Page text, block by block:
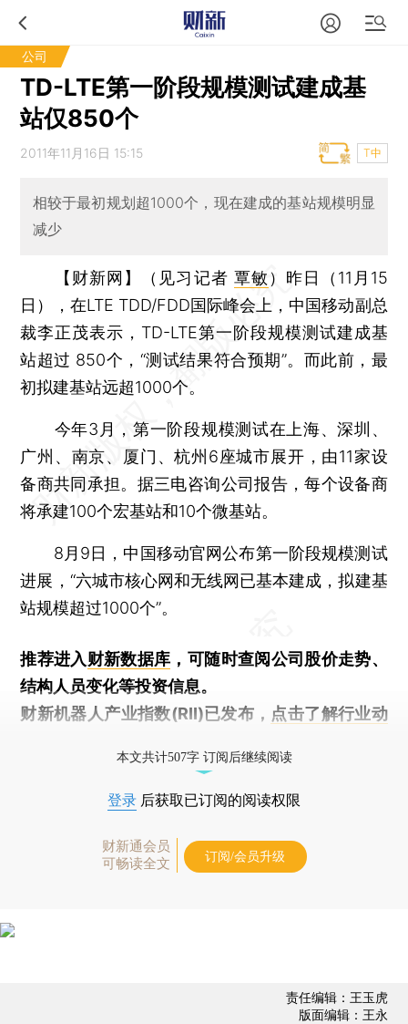
公司
TD-LTE第一阶段规模测试建成基
站仅850个
2011年11月16日 15:15 T中
相较于最初规划超1000个，现在建成的基站规模明显
减少
【财新网】（见习记者 覃敏 ） 昨日（11月15
日），在LTE TDD/FDD国际峰会上，中国移动副总
裁李正茂表示，TD-LTE第一阶段规模测试建成基
站超过 850个，“测试结果符合预期”。而此前，最
初拟建基站远超1000个。
今年3月，第一阶段规模测试在上海、深圳、
广州、南京、厦门、杭州6座城市展开，由11家设
备商共同承担。据三电咨询公司报告，每个设备商
将承建100个宏基站和10个微基站。
8月9日，中国移动官网公布第一阶段规模测试
进展，“六城市核心网和无线网已基本建成，拟建基
站规模超过1000个”。
推荐进入财新数据库 ，可随时查阅公司股价走势、
结构人员变化等投资信息。
财新机器人产业指数(RII)已发布， 点击了解行业动
本文共计507字 订阅后继续阅读
登录 后获取已订阅的阅读权限
财新通会员
可畅读全文
订阅/会员升级
责任编辑：王玉虎
版面编辑：王永